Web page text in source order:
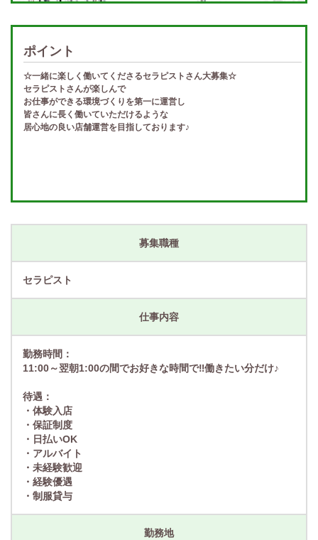
ポイント
☆一緒に楽しく働いてくださるセラピストさん大募集☆
セラピストさんが楽しんで
お仕事ができる環境づくりを第一に運営し
皆さんに長く働いていただけるような
居心地の良い店舗運営を目指しております♪
募集職種
セラピスト
仕事内容
勤務時間：
11:00～翌朝1:00の間でお好きな時間で‼働きたい分だけ♪
待遇：
・体験入店
・保証制度
・日払いOK
・アルバイト
・未経験歓迎
・経験優遇
・制服貸与
勤務地